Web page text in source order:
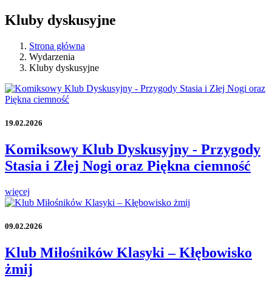
Kluby dyskusyjne
Strona główna
Wydarzenia
Kluby dyskusyjne
19.02.2026
Komiksowy Klub Dyskusyjny - Przygody
Stasia i Złej Nogi oraz Piękna ciemność
więcej
09.02.2026
Klub Miłośników Klasyki – Kłębowisko
żmij